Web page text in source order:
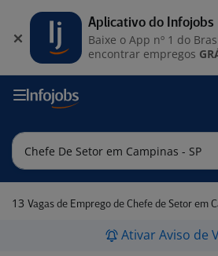
13 Vagas de Emprego de Chefe de Setor em
Ativar Aviso de
Aplicativo do Infojobs
Baixe o App nº 1 do
encontrar empregos